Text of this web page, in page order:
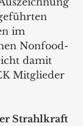
im
Nonfood-
damit
Mitglieder
Strahlkraft